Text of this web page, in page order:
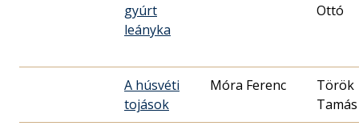
gyúrt
leányka
Ottó
A húsvéti
tojások
Móra Ferenc
Török
Tamás